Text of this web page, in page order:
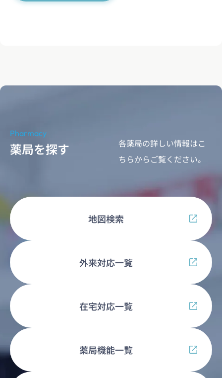
Pharmacy
薬局を探す
各薬局の詳しい情報はこ
ちらからご覧ください。
地図検索
外来対応一覧
在宅対応一覧
薬局機能一覧